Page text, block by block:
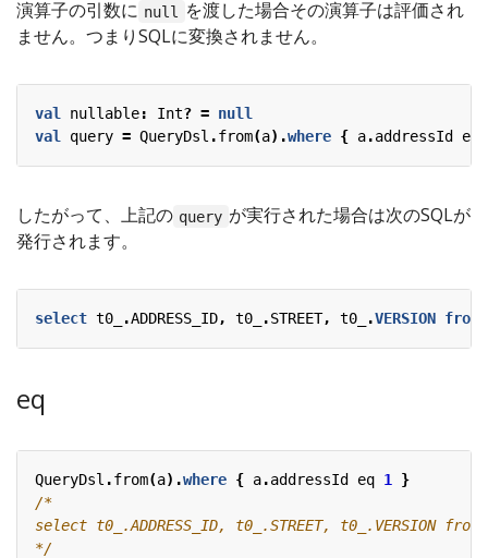
演算子の引数に null
を渡した場合その演算子は評価され
ません。つまりSQLに変換されません。
val nullable: Int? = null
val query = QueryDsl .from(a).where { a.addressId eq
したがって、上記の query が実行された場合は次のSQLが
発行されます。
select t0_ .ADDRESS_ID, t0_ .STREET, t0_ .VERSION from
eq
QueryDsl .from(a).where { a.addressId eq 1
}
*/